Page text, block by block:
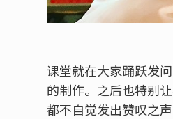
课堂就在大家踊跃发
的制作。之后也特别
都不自觉发出赞叹之声